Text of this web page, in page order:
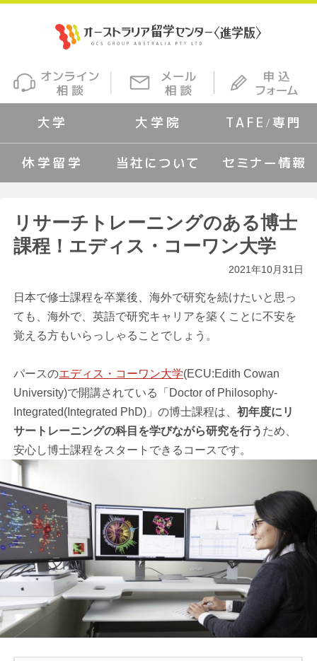
大学 大学院 TAFE/専門
休学留学 当社について セミナー情報
リサーチトレーニングのある博士
課程！エディス・コーワン大学
2021年10月31日
日本で修士課程を卒業後、海外で研究を続けたいと思っ
ても、海外で、英語で研究キャリアを築くことに不安を
覚える方もいらっしゃることでしょう。
パースのエディス・コーワン大学(ECU:Edith Cowan
University)で開講されている「Doctor of Philosophy-
Integrated(Integrated PhD)」の博士課程は、初年度にリ
サートレーニングの科目を学びながら研究を行う ため、
安心し博士課程をスタートできるコースです。